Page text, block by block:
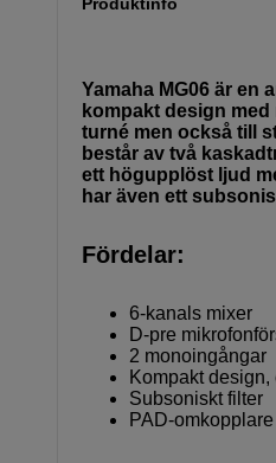
Produktinfo
Yamaha MG06 är en
kompakt design
turné men också till
består av två
ett högupplöst ljud
har även ett
Fördelar:
6-kanals mixer
D-pre
2 monoingångar
Kompakt
Subsoniskt filter
PAD-omkopplare